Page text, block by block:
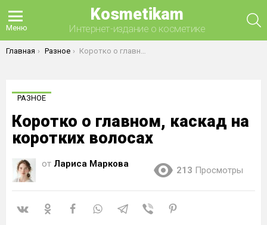
Меню
Kosmetikam
Интернет-издание о косметике
Вы здесь:
Главная Разное Коротко о главном, каскад на коротких волосах
РАЗНОЕ
Коротко о главном, каскад на
коротких волосах
от Лариса Маркова
213 Просмотры